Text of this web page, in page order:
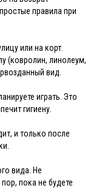
правила при
или на корт.
(ковролин, линолеум,
вид.
играть. Это
гигиену.
и только после
вида. Не
пока не будете